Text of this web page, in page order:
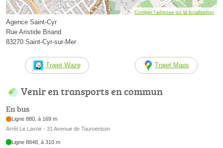
Corriger l’adresse ou la localisation
Agence Saint-Cyr
Rue Aristide Briand
83270 Saint-Cyr-sur-Mer
Trajet Waze Trajet Maps
Venir en transports en commun
En bus
Ligne 880, à 169 m
Arrêt Le Lavoir - 31 Avenue de Tauroentum
Ligne 8848, à 310 m